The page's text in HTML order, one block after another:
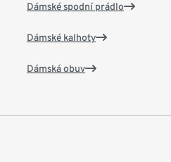
Dámské spodní prádlo
Dámské kalhoty
Dámská obuv